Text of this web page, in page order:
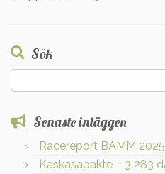
Sök
efter:
Senaste inläggen
Racereport BAMM 2025
Kaskasapakte – 3 283